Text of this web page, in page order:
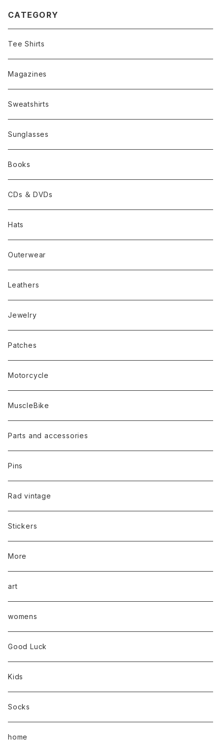
CATEGORY
Tee Shirts
Magazines
Sweatshirts
Sunglasses
Books
CDs ＆ DVDs
Hats
Outerwear
Leathers
Jewelry
Patches
Motorcycle
MuscleBike
Parts and accessories
Pins
Rad vintage
Stickers
More
art
womens
Good Luck
Kids
Socks
home